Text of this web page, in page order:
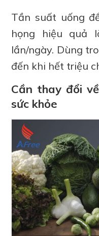
Tần suất uống
họng hiệu quả
lần/ngày. Dùng
đến khi hết triệu
Cần thay đổi
sức khỏe